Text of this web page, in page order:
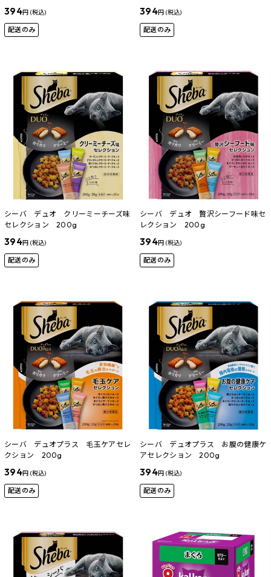
394円 (税込)
配送のみ
394円 (税込)
配送のみ
シーバ デュオ クリーミーチーズ味
セレクション 200g
394円 (税込)
配送のみ
シーバ デュオ 贅沢シーフード味セ
レクション 200g
394円 (税込)
配送のみ
シーバ デュオプラス 毛玉ケアセレ
クション 200g
394円 (税込)
配送のみ
シーバ デュオプラス お腹の健康ケ
アセレクション 200g
394円 (税込)
配送のみ